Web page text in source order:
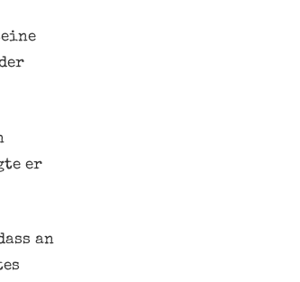
er
an